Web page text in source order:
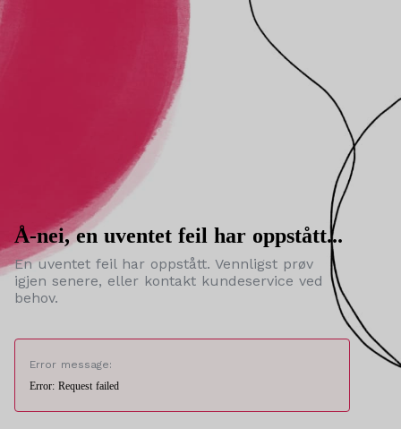
Å-nei, en uventet feil har oppstått...
En uventet feil har oppstått. Vennligst prøv
igjen senere, eller kontakt kundeservice ved
behov.
Error message:
Error: Request failed